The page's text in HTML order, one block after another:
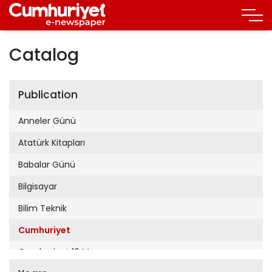
Catalog
Publication
Anneler Günü
Atatürk Kitapları
Babalar Günü
Bilgisayar
Bilim Teknik
Cumhuriyet
Cumhuriyet 19 Mayıs